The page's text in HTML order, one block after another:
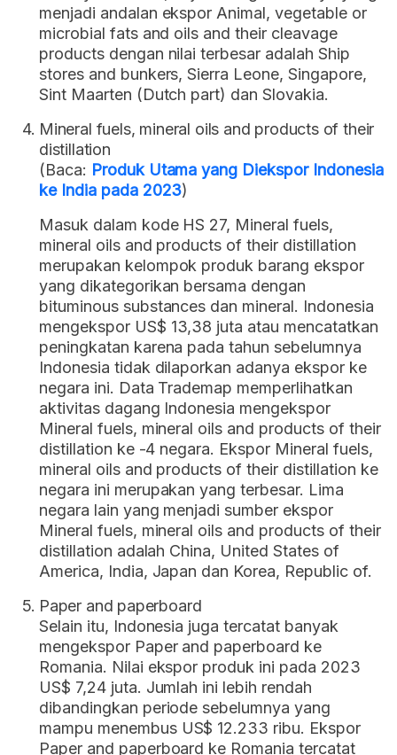
menjadi andalan ekspor Animal, vegetable or
microbial fats and oils and their cleavage
products dengan nilai terbesar adalah Ship
stores and bunkers, Sierra Leone, Singapore,
Sint Maarten (Dutch part) dan Slovakia.
Mineral fuels, mineral oils and products of their
distillation
(Baca: Produk Utama yang Diekspor Indonesia
ke India pada 2023)
Masuk dalam kode HS 27, Mineral fuels,
mineral oils and products of their distillation
merupakan kelompok produk barang ekspor
yang dikategorikan bersama dengan
bituminous substances dan mineral. Indonesia
mengekspor US$ 13,38 juta atau mencatatkan
peningkatan karena pada tahun sebelumnya
Indonesia tidak dilaporkan adanya ekspor ke
negara ini. Data Trademap memperlihatkan
aktivitas dagang Indonesia mengekspor
Mineral fuels, mineral oils and products of their
distillation ke -4 negara. Ekspor Mineral fuels,
mineral oils and products of their distillation ke
negara ini merupakan yang terbesar. Lima
negara lain yang menjadi sumber ekspor
Mineral fuels, mineral oils and products of their
distillation adalah China, United States of
America, India, Japan dan Korea, Republic of.
Paper and paperboard
Selain itu, Indonesia juga tercatat banyak
mengekspor Paper and paperboard ke
Romania. Nilai ekspor produk ini pada 2023
US$ 7,24 juta. Jumlah ini lebih rendah
dibandingkan periode sebelumnya yang
mampu menembus US$ 12.233 ribu. Ekspor
Paper and paperboard ke Romania tercatat